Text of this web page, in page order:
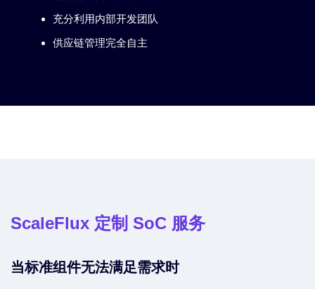
充分利用内部开发团队
供应链管理完全自主
ScaleFlux 定制 SoC 服务
当标准组件无法满足需求时